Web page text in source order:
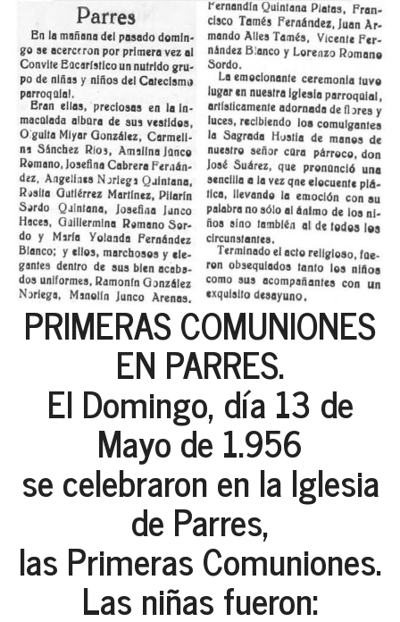
PRIMERAS COMUNIONES
EN PARRES.
El Domingo, día 13 de
Mayo de 1.956
se celebraron en la Iglesia
de Parres,
las Primeras Comuniones.
Las niñas fueron: